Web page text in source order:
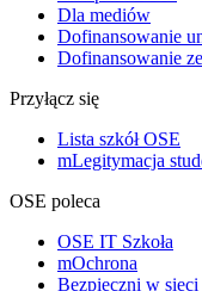
Dla mediów
Dofinansowanie
Dofinansowanie
Przyłącz się
Lista szkół OSE
mLegitymacja
OSE poleca
OSE IT Szkoła
mOchrona
Bezpieczni w sieci